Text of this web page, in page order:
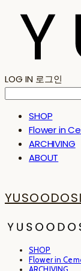
LOG IN 로그인
SHOP
Flower in
ARCHIVING
ABOUT
SHOP
Flower in